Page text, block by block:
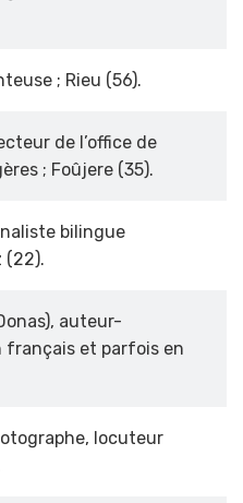
; Rieu (56).
de l’office de
; Foûjere (35).
bilingue
(22).
auteur-
et parfois en
locuteur